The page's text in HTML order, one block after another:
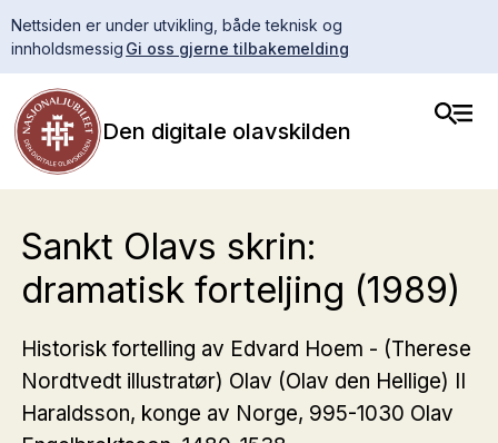
Nettsiden er under utvikling, både teknisk og
innholdsmessig Gi oss gjerne tilbakemelding
Den digitale olavskilden
Sankt Olavs skrin:
dramatisk forteljing (1989)
Historisk fortelling av Edvard Hoem - (Therese
Nordtvedt illustratør) Olav (Olav den Hellige) II
Haraldsson, konge av Norge, 995-1030 Olav